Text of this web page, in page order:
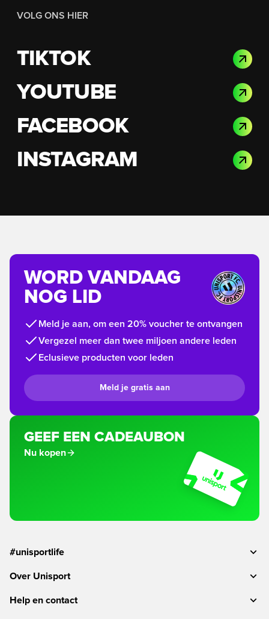
VOLG ONS HIER
TIKTOK
YOUTUBE
FACEBOOK
INSTAGRAM
WORD VANDAAG
NOG LID
Meld je aan, om een 20% voucher te ontvangen
Vergezel meer dan twee miljoen andere leden
Eclusieve producten voor leden
Meld je gratis aan
GEEF EEN CADEAUBON
Nu kopen
#unisportlife
Over Unisport
Help en contact